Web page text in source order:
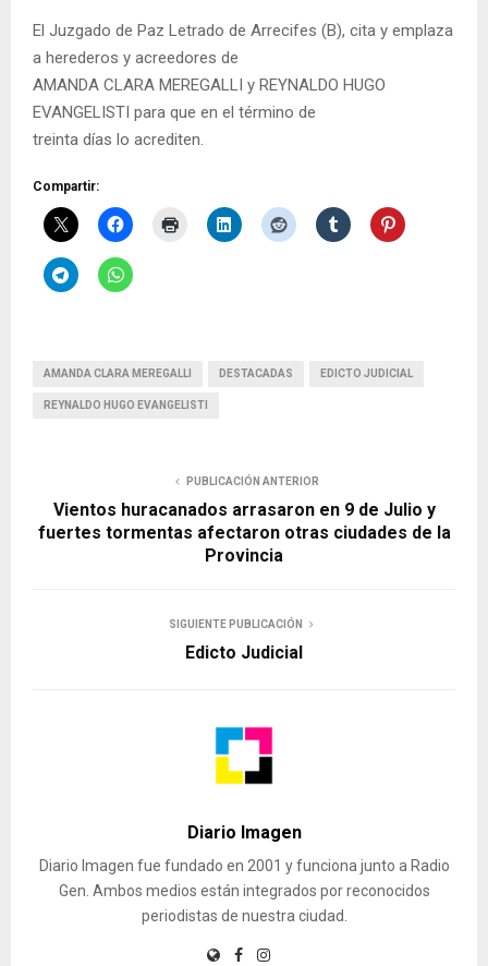
El Juzgado de Paz Letrado de Arrecifes (B), cita y emplaza
a herederos y acreedores de
AMANDA CLARA MEREGALLI y REYNALDO HUGO
EVANGELISTI para que en el término de
treinta días lo acrediten.
Compartir:
AMANDA CLARA MEREGALLI DESTACADAS EDICTO JUDICIAL
REYNALDO HUGO EVANGELISTI
PUBLICACIÓN ANTERIOR
Vientos huracanados arrasaron en 9 de Julio y
fuertes tormentas afectaron otras ciudades de la
Provincia
SIGUIENTE PUBLICACIÓN
Edicto Judicial
Diario Imagen
Diario Imagen fue fundado en 2001 y funciona junto a Radio
Gen. Ambos medios están integrados por reconocidos
periodistas de nuestra ciudad.